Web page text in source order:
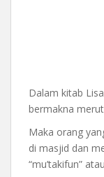
Dalam kitab
bermakna
Maka orang
di masjid dan
“mu’takifun”